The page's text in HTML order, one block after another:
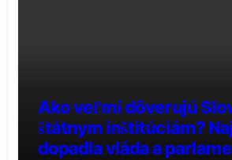
Ako veľmi dôverujú
štátnym inštitúciám?
dopadla vláda a